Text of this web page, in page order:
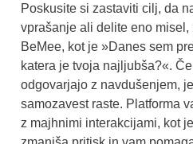
Poskusite si zastaviti cilj, da
vprašanje ali delite eno misel,
BeMee, kot je »Danes sem
katera je tvoja najljubša?«.
odgovarjajo z navdušenjem,
samozavest raste. Platforma
z majhnimi interakcijami, kot